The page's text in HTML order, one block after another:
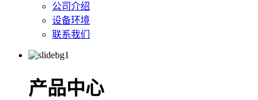
公司介绍
设备环境
联系我们
产品中心